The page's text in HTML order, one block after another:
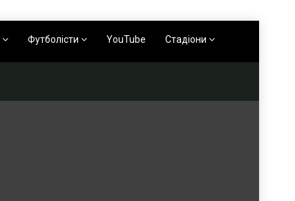
Футболісти YouTube Стадіони